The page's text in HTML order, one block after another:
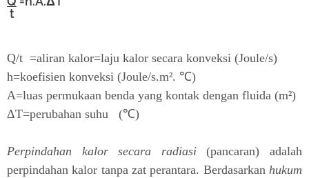
t
Q/t =aliran kalor=laju kalor secara konveksi (Joule/s)
h=koefisien konveksi (Joule/s.m². ℃)
A=luas permukaan benda yang kontak dengan fluida (m²)
ΔT=perubahan suhu
(℃)
Perpindahan kalor secara radiasi(pancaran) adalah
perpindahan kalor tanpa zat perantara. Berdasarkan hukum